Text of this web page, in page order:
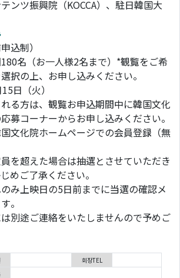
ンツ振興院（KOCCA）、駐日韓国大
込制）
名（お一人様2名まで）*観覧をご希
択の上、お申し込みください。
日（火）
る方は、観覧お申込期間中に韓国文化
募コーナーからお申し込みください。
文化院ホームページでの会員登録（無
を超えた場合は抽選とさせていただき
めご了承ください。
み上映日の5日前までに当選の確認メ
。
別途ご連絡をいたしませんので予めご
회장TEL